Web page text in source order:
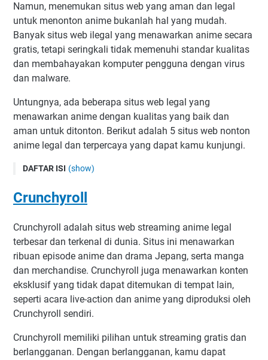
Namun, menemukan situs web yang aman dan legal
untuk menonton anime bukanlah hal yang mudah.
Banyak situs web ilegal yang menawarkan anime secara
gratis, tetapi seringkali tidak memenuhi standar kualitas
dan membahayakan komputer pengguna dengan virus
dan malware.
Untungnya, ada beberapa situs web legal yang
menawarkan anime dengan kualitas yang baik dan
aman untuk ditonton. Berikut adalah 5 situs web nonton
anime legal dan terpercaya yang dapat kamu kunjungi.
DAFTAR ISI (show)
Funimation
Netflix
AnimeLab
Kesimpulan
Crunchyroll
Crunchyroll adalah situs web streaming anime legal
terbesar dan terkenal di dunia. Situs ini menawarkan
ribuan episode anime dan drama Jepang, serta manga
dan merchandise. Crunchyroll juga menawarkan konten
eksklusif yang tidak dapat ditemukan di tempat lain,
seperti acara live-action dan anime yang diproduksi oleh
Crunchyroll sendiri.
Crunchyroll memiliki pilihan untuk streaming gratis dan
berlangganan. Dengan berlangganan, kamu dapat